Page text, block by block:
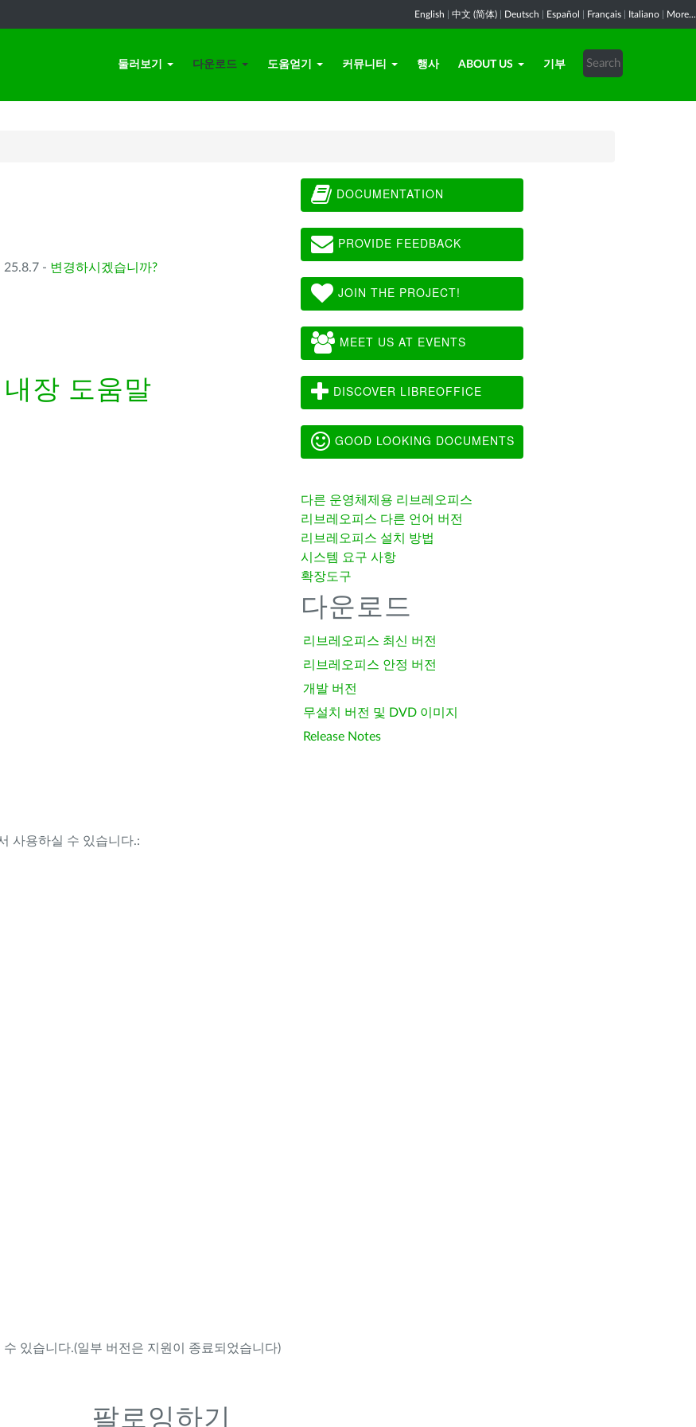
English 中文 (简体) Deutsch Español Français Italiano More...
둘러보기 다운로드 도움얻기 커뮤니티 행사 ABOUT US 기부
25.8.7 - 변경하시겠습니까?
내장 도움말
사용하실 수 있습니다.:
수 있습니다.(일부 버전은 지원이 종료되었습니다)
DOCUMENTATION
PROVIDE FEEDBACK
JOIN THE PROJECT!
MEET US AT EVENTS
DISCOVER LIBREOFFICE
GOOD LOOKING DOCUMENTS
다른 운영체제용 리브레오피스
리브레오피스 다른 언어 버전
리브레오피스 설치 방법
시스템 요구 사항
확장도구
다운로드
리브레오피스 최신 버전
리브레오피스 안정 버전
개발 버전
무설치 버전 및 DVD 이미지
Release Notes
팔로잉하기